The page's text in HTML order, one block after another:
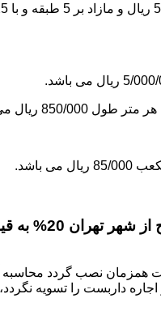
5-اجاره یک ماه چاهک آسانسور به ابعاد 1×1 تا
همزمان نصب گردد
داربست را تسویه